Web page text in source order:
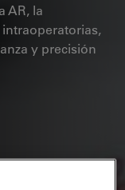
AR, la
intraoperatorias,
y precisión